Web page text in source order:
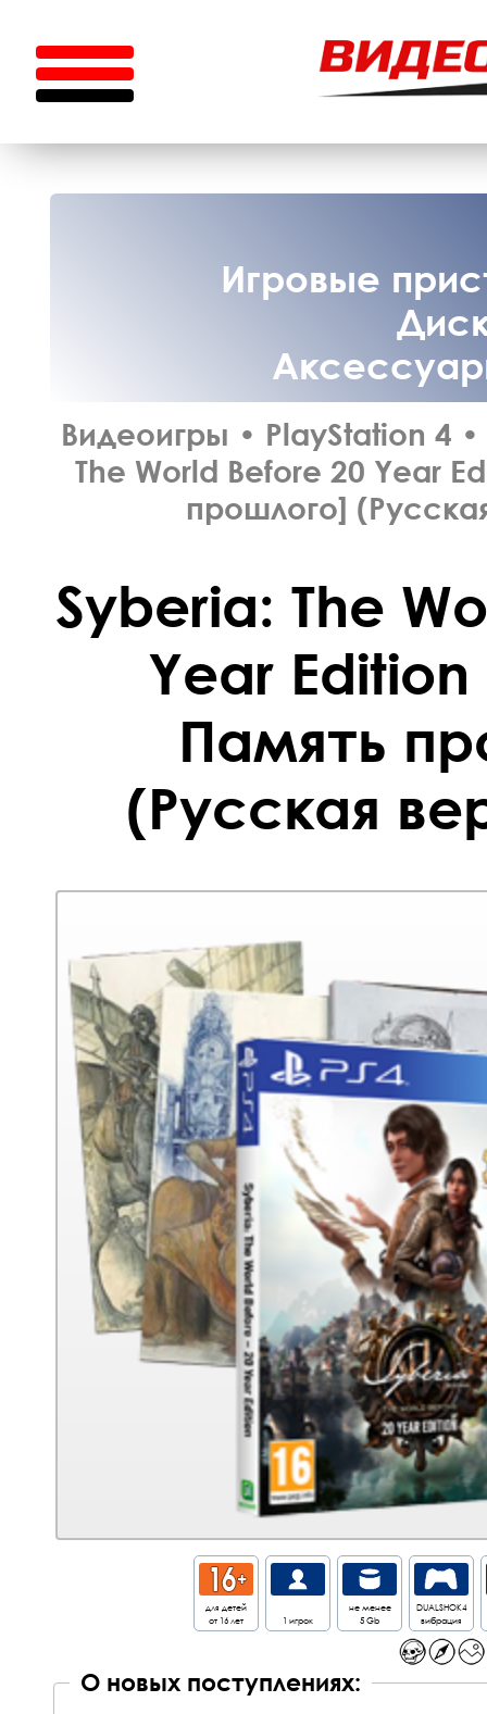
Игровые
Видеоигры • PlayStation 4 •
The World Before 20 Year
прошлого]
Syberia: The
Year
Память
(Русская
для детей
от 16 лет
1 игрок
не менее
5 Gb
DUALSHOK4
вибрация
О новых поступлениях: